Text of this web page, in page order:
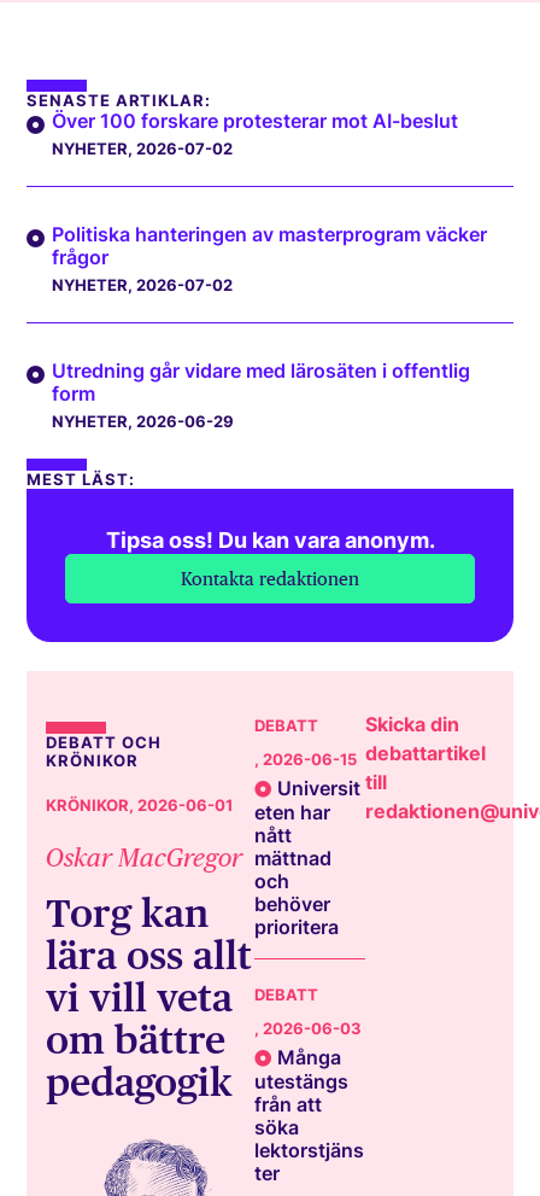
SENASTE ARTIKLAR:
Över 100 forskare protesterar mot AI-beslut
NYHETER, 2026-07-02
Politiska hanteringen av masterprogram väcker
frågor
NYHETER, 2026-07-02
Utredning går vidare med lärosäten i offentlig
form
NYHETER, 2026-06-29
MEST LÄST:
Tipsa oss! Du kan vara anonym.
Kontakta redaktionen
DEBATT OCH
KRÖNIKOR
KRÖNIKOR, 2026-06-01
Oskar MacGregor
Torg kan
lära oss allt
vi vill veta
om bättre
pedagogik
DEBATT
, 2026-06-15
Universit
eten har
nått
mättnad
och
behöver
prioritera
DEBATT
, 2026-06-03
Många
utestängs
från att
söka
lektorstjäns
ter
Skicka din
debattartikel
till